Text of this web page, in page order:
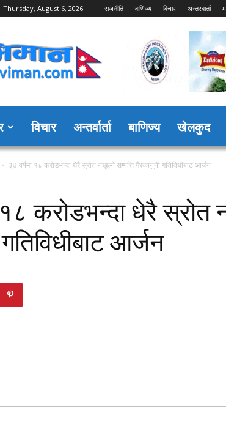
Thursday, August 6, 2026 राजनीति वाणिज्य विचार अन्तरवार्ता
विचार अन्तर्वार्ता बाणिज्य खेलकुद
३७ वर्षमा १८ करोडभन्दा धेरै स्रोत नखुल्ने सम्पत्ति गैरकानुनी गतिविधीबाट आर्जन
१८ करोडभन्दा धेरै स्रोत
आर्जन